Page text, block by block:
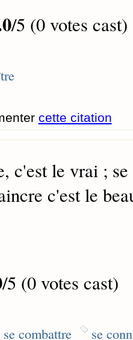
/5 (0 votes cast)
cette citation
c'est le vrai ;
c'est le
/5 (0 votes cast)
se combattre se